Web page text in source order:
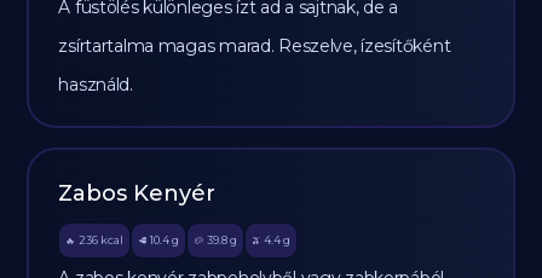
A füstölés különleges ízt ad a sajtnak, de a
zsírtartalma magas marad. Reszelve, ízesítőként
használd.
Zabos Kenyér
🔥 236 kcal 🥩 10.4 g 🥔 39.8g 🫒 4.4 g